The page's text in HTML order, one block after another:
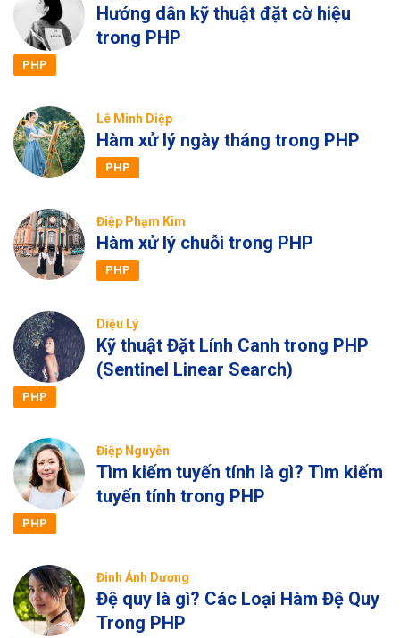
Hướng dân kỹ thuật đặt cờ hiệu
trong PHP
PHP
Lê Minh Diệp
Hàm xử lý ngày tháng trong PHP
PHP
Điệp Phạm Kim
Hàm xử lý chuỗi trong PHP
PHP
Diệu Lý
Kỹ thuật Đặt Lính Canh trong PHP
(Sentinel Linear Search)
PHP
Điệp Nguyễn
Tìm kiếm tuyến tính là gì? Tìm kiếm
tuyến tính trong PHP
PHP
Đinh Ánh Dương
Đệ quy là gì? Các Loại Hàm Đệ Quy
Trong PHP